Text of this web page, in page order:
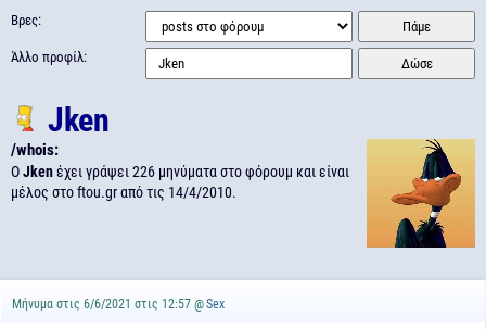
Jken
Βρες:
Άλλο προφίλ:
/whois:
ΟJkenέχει γράψει 226 μηνύματα στο φόρουμ και είναι
μέλος στο ftou.gr από τις 14/4/2010.
Μήνυμα στις 6/6/2021 στις 12:57 @Sex